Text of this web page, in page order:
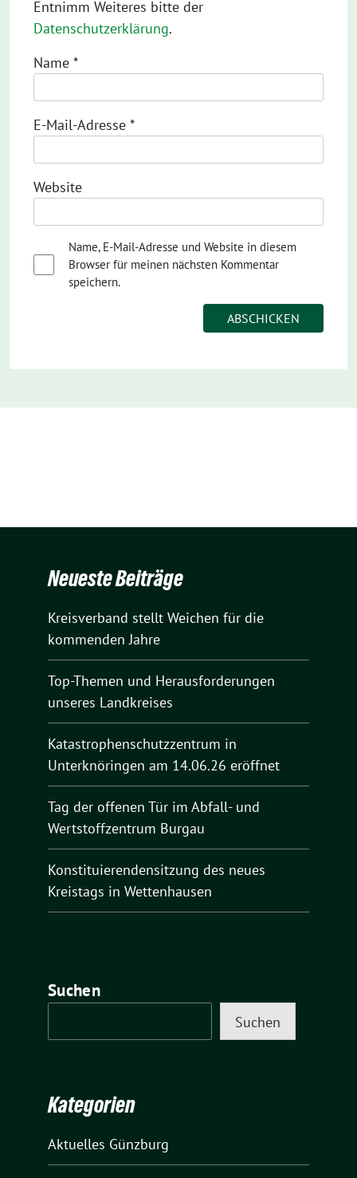
Entnimm Weiteres bitte der
Datenschutzerklärung.
Name *
E-Mail-Adresse *
Website
Name, E-Mail-Adresse und Website in diesem
Browser für meinen nächsten Kommentar
speichern.
Neueste Beiträge
Kreisverband stellt Weichen für die
kommenden Jahre
Top-Themen und Herausforderungen
unseres Landkreises
Katastrophenschutzzentrum in
Unterknöringen am 14.06.26 eröffnet
Tag der offenen Tür im Abfall- und
Wertstoffzentrum Burgau
Konstituierendensitzung des neues
Kreistags in Wettenhausen
Suchen
Suchen
Kategorien
Aktuelles Günzburg